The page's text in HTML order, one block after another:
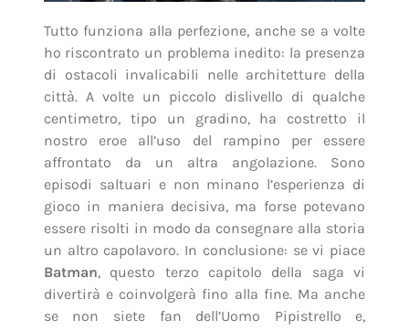
Tutto funziona alla perfezione, anche se a volte
ho riscontrato un problema inedito: la presenza
di ostacoli invalicabili nelle architetture della
città. A volte un piccolo dislivello di qualche
centimetro, tipo un gradino, ha costretto il
nostro eroe all’uso del rampino per essere
affrontato da un altra angolazione. Sono
episodi saltuari e non minano l’esperienza di
gioco in maniera decisiva, ma forse potevano
essere risolti in modo da consegnare alla storia
un altro capolavoro. In conclusione: se vi piace
Batman, questo terzo capitolo della saga vi
divertirà e coinvolgerà fino alla fine. Ma anche
se non siete fan dell’Uomo Pipistrello e,